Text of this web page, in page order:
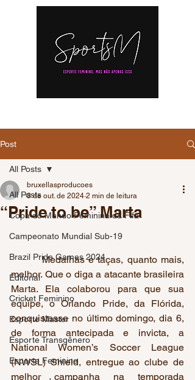
Post
All Posts
Copa do Mundo Feminina da Fifa
Campeonato Mundial Sub-19
Brazil Pride Games 2024
Editorial
Cricket Feminino
Esporte Master
Esporte Transgênero
Esporte Feminino
All Posts
“Pride to be” Marta
bruxellasproducoes
8 de out. de 2024 2 min de leitura
        Medalhas e taças, quanto mais,
melhor. Que o diga a atacante brasileira
Marta. Ela colaborou para que sua
equipe, o Orlando Pride, da Flórida,
conquistasse no último domingo, dia 6,
de forma antecipada e invicta, a
National Women’s Soccer League
(NWSL) Shield, entregue ao clube de
melhor campanha na temporada